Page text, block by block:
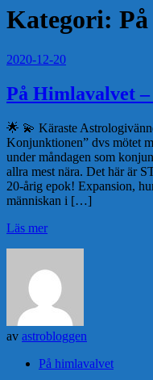
Kategori:
2020-12-20
På Himlavalvet –
🌟 💫 Käraste
Konjunktionen” dvs mötet
under måndagen som
allra mest nära. Det här är
20-årig epok! Expansion,
människan i […]
Läs mer
av astrobloggen
På himlavalvet